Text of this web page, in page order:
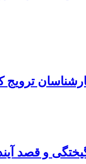
و قصد